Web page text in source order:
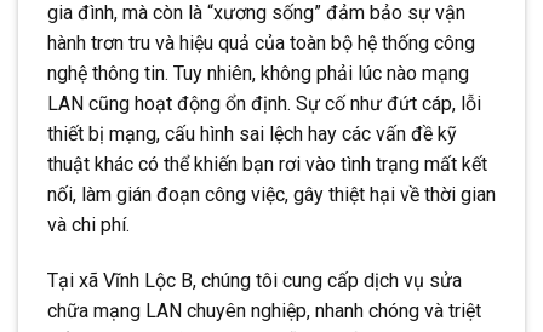
gia đình, mà còn là “xương sống” đảm bảo sự vận
hành trơn tru và hiệu quả của toàn bộ hệ thống công
nghệ thông tin. Tuy nhiên, không phải lúc nào mạng
LAN cũng hoạt động ổn định. Sự cố như đứt cáp, lỗi
thiết bị mạng, cấu hình sai lệch hay các vấn đề kỹ
thuật khác có thể khiến bạn rơi vào tình trạng mất kết
nối, làm gián đoạn công việc, gây thiệt hại về thời gian
và chi phí.
Tại xã Vĩnh Lộc B, chúng tôi cung cấp dịch vụ sửa
chữa mạng LAN chuyên nghiệp, nhanh chóng và triệt